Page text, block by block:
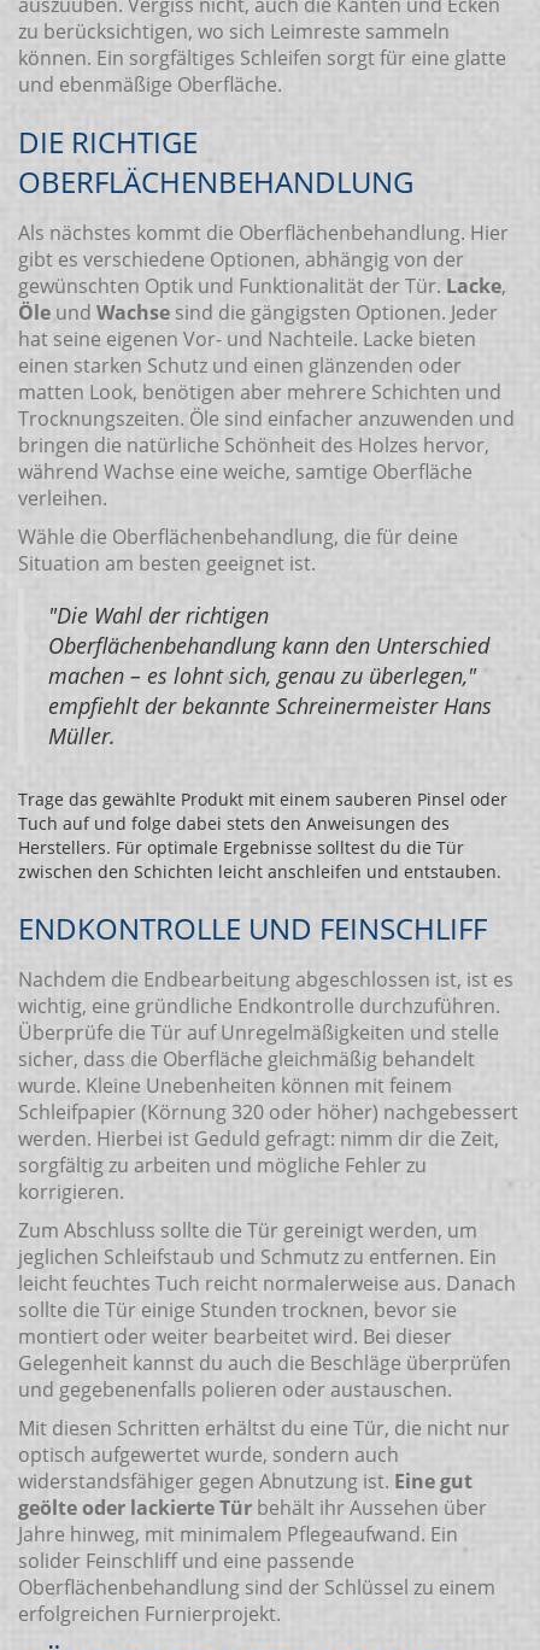
zu berücksichtigen, wo sich Leimreste sammeln
können. Ein sorgfältiges Schleifen sorgt für eine glatte
und ebenmäßige Oberfläche.
DIE RICHTIGE
OBERFLÄCHENBEHANDLUNG
Als nächstes kommt die Oberflächenbehandlung. Hier
gibt es verschiedene Optionen, abhängig von der
gewünschten Optik und Funktionalität der Tür. Lacke,
Öle und Wachse sind die gängigsten Optionen. Jeder
hat seine eigenen Vor- und Nachteile. Lacke bieten
einen starken Schutz und einen glänzenden oder
matten Look, benötigen aber mehrere Schichten und
Trocknungszeiten. Öle sind einfacher anzuwenden und
bringen die natürliche Schönheit des Holzes hervor,
während Wachse eine weiche, samtige Oberfläche
verleihen.
Wähle die Oberflächenbehandlung, die für deine
Situation am besten geeignet ist.
"Die Wahl der richtigen
Oberflächenbehandlung kann den Unterschied
machen – es lohnt sich, genau zu überlegen,"
empfiehlt der bekannte Schreinermeister Hans
Müller.
Trage das gewählte Produkt mit einem sauberen Pinsel oder
Tuch auf und folge dabei stets den Anweisungen des
Herstellers. Für optimale Ergebnisse solltest du die Tür
zwischen den Schichten leicht anschleifen und entstauben.
ENDKONTROLLE UND FEINSCHLIFF
Nachdem die Endbearbeitung abgeschlossen ist, ist es
wichtig, eine gründliche Endkontrolle durchzuführen.
Überprüfe die Tür auf Unregelmäßigkeiten und stelle
sicher, dass die Oberfläche gleichmäßig behandelt
wurde. Kleine Unebenheiten können mit feinem
Schleifpapier (Körnung 320 oder höher) nachgebessert
werden. Hierbei ist Geduld gefragt: nimm dir die Zeit,
sorgfältig zu arbeiten und mögliche Fehler zu
korrigieren.
Zum Abschluss sollte die Tür gereinigt werden, um
jeglichen Schleifstaub und Schmutz zu entfernen. Ein
leicht feuchtes Tuch reicht normalerweise aus. Danach
sollte die Tür einige Stunden trocknen, bevor sie
montiert oder weiter bearbeitet wird. Bei dieser
Gelegenheit kannst du auch die Beschläge überprüfen
und gegebenenfalls polieren oder austauschen.
Mit diesen Schritten erhältst du eine Tür, die nicht nur
optisch aufgewertet wurde, sondern auch
widerstandsfähiger gegen Abnutzung ist. Eine gut
geölte oder lackierte Tür behält ihr Aussehen über
Jahre hinweg, mit minimalem Pflegeaufwand. Ein
solider Feinschliff und eine passende
Oberflächenbehandlung sind der Schlüssel zu einem
erfolgreichen Furnierprojekt.